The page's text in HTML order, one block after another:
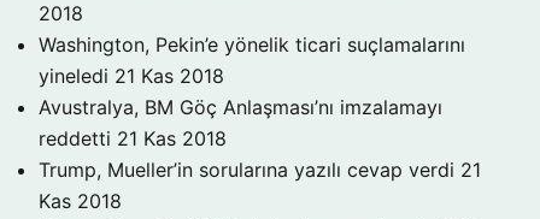
2018
Washington, Pekin’e yönelik ticari suçlamalarını
yineledi 21 Kas 2018
Avustralya, BM Göç Anlaşması’nı imzalamayı
reddetti 21 Kas 2018
Trump, Mueller’in sorularına yazılı cevap verdi 21
Kas 2018